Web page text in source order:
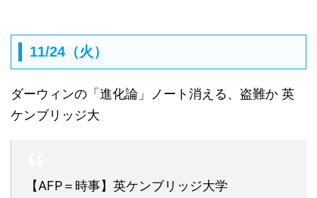
11/24（火）
ダーウィンの「進化論」ノート消える、盗難か 英
ケンブリッジ大
【AFP＝時事】英ケンブリッジ大学